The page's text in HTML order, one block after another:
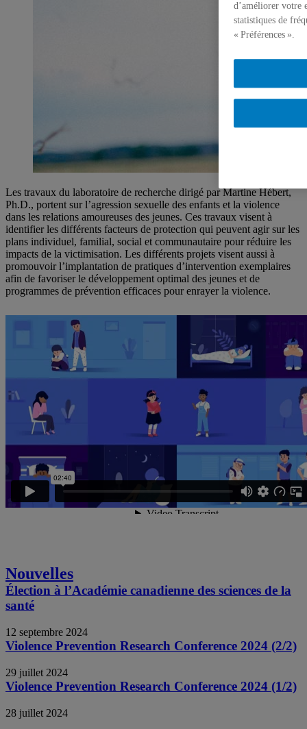
Les travaux du laboratoire de recherche dirigé par Martine Hébert,
Ph.D., portent sur l’agression sexuelle des enfants et la violence
dans les relations amoureuses des jeunes. Ces travaux visent à
identifier les différents facteurs de protection qui peuvent agir sur les
plans individuel, familial, social et communautaire pour réduire les
impacts de la victimisation. Les différents projets visent aussi à
promouvoir l’implantation de pratiques d’intervention exemplaires
afin de favoriser le développement optimal des jeunes et de
programmes de prévention efficaces pour enrayer la violence.
Nouvelles
Élection à l’Académie canadienne des sciences de la
santé
12 septembre 2024
Violence Prevention Research Conference 2024 (2/2)
29 juillet 2024
Violence Prevention Research Conference 2024 (1/2)
28 juillet 2024
d’améliorer votre
statistiques de
« Préférences ».